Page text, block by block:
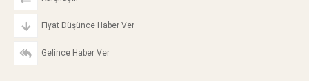
Fiyat Düşünce Haber Ver
Gelince Haber Ver